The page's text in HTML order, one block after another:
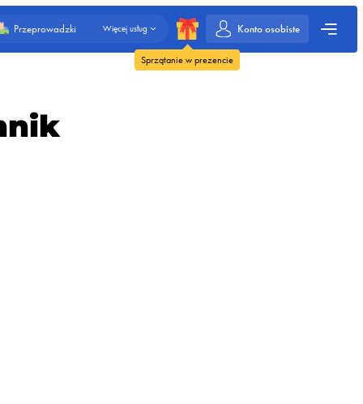
Przeprowadzki Więcej usług
Sprzątanie w prezencie
Konto osobiste